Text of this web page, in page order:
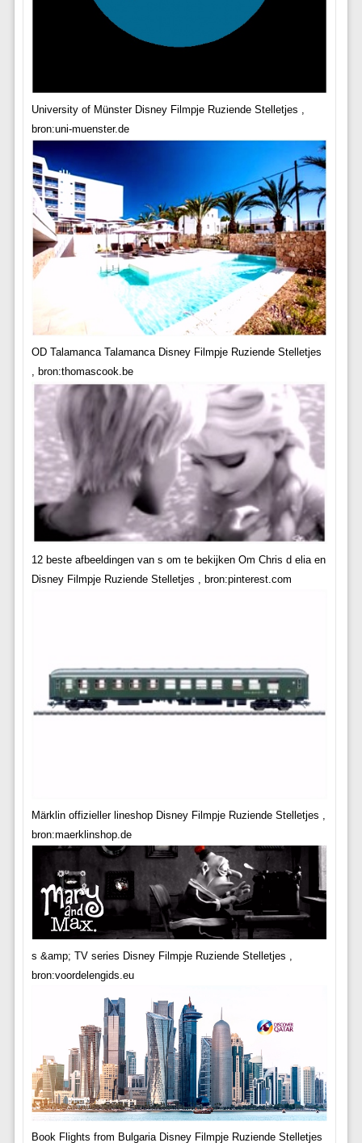
University of Münster Disney Filmpje Ruziende Stelletjes ,
bron:uni-muenster.de
OD Talamanca Talamanca Disney Filmpje Ruziende Stelletjes
, bron:thomascook.be
12 beste afbeeldingen van s om te bekijken Om Chris d elia en
Disney Filmpje Ruziende Stelletjes , bron:pinterest.com
Märklin offizieller lineshop Disney Filmpje Ruziende Stelletjes ,
bron:maerklinshop.de
s &amp; TV series Disney Filmpje Ruziende Stelletjes ,
bron:voordelengids.eu
Book Flights from Bulgaria Disney Filmpje Ruziende Stelletjes